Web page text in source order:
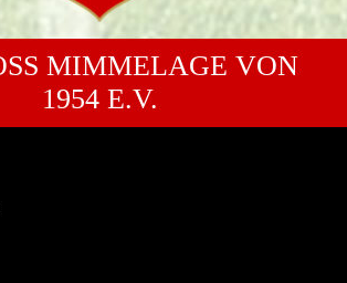
MIMMELAGE VON 1
954 E.V.